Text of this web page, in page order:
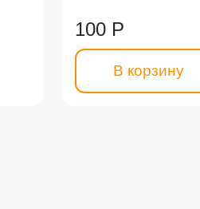
100 Р
В корзину